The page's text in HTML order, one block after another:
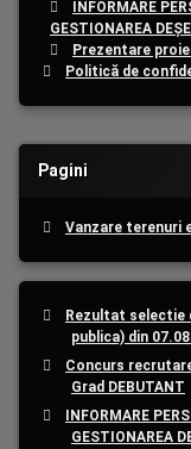
INFORMARE
GESTIONAREA
Prezentare
Politică de
Pagini
Vanzare terenuri
Rezultat selectie
publica) din
Concurs recrutare
Grad DEBUTANT
INFORMARE
GESTIONAREA